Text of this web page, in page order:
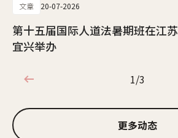
文章 20-07-2026
第十五届国际人道法暑期班在江苏
宜兴举办
1/3
1/3
更多动态